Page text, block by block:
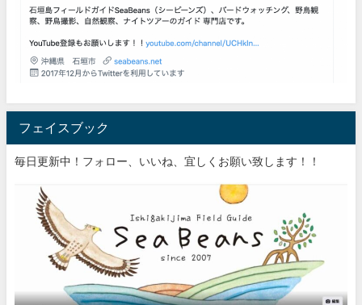
フェイスブック
毎日更新中！フォロー、いいね、宜しくお願い致します！！